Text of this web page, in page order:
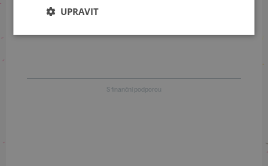
S finanční podporou
UPRAVIT